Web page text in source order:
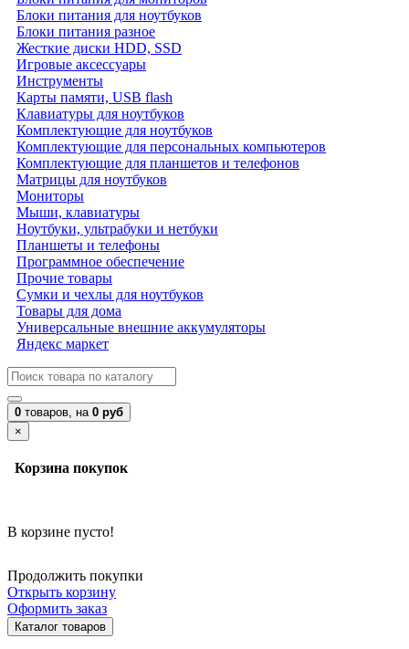
Блоки питания для ноутбуков
Блоки питания разное
Жесткие диски HDD, SSD
Игровые аксессуары
Инструменты
Карты памяти, USB flash
Клавиатуры для ноутбуков
Комплектующие для ноутбуков
Комплектующие для персональных компьютеров
Комплектующие для планшетов и телефонов
Матрицы для ноутбуков
Мониторы
Мыши, клавиатуры
Ноутбуки, ультрабуки и нетбуки
Планшеты и телефоны
Программное обеспечение
Прочие товары
Сумки и чехлы для ноутбуков
Товары для дома
Универсальные внешние аккумуляторы
Яндекс маркет
0 товаров, на 0 руб
×
Корзина покупок
В корзине пусто!
Продолжить покупки
Открыть корзину
Оформить заказ
Каталог товаров